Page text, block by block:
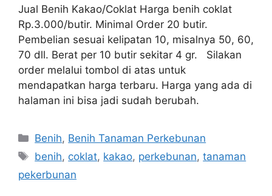
Jual Benih Kakao/Coklat Harga benih coklat
Rp.3.000/butir. Minimal Order 20 butir.
Pembelian sesuai kelipatan 10, misalnya 50, 60,
70 dll. Berat per 10 butir sekitar 4 gr. Silakan
order melalui tombol di atas untuk
mendapatkan harga terbaru. Harga yang ada di
halaman ini bisa jadi sudah berubah.
Kategori
Benih, Benih Tanaman Perkebunan
Tag
benih, coklat, kakao, perkebunan,tanaman
pekerbunan